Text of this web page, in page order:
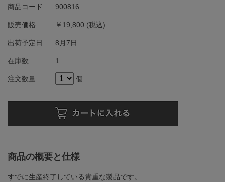
商品コード : 900816
販売価格 : ￥19,800 (税込)
出荷予定日 : 8月7日
在庫数 : 1
注文数量 : 個
商品の概要と仕様
すでに生産終了している貴重な製品です。